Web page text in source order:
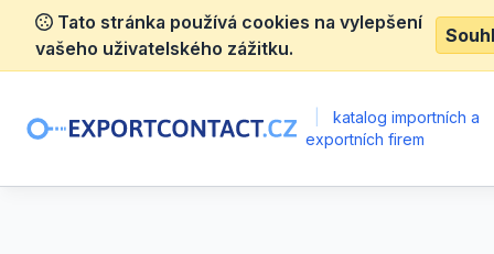
Tato stránka používá cookies na vylepšení
vašeho uživatelského zážitku.
katalog importních a
exportních firem